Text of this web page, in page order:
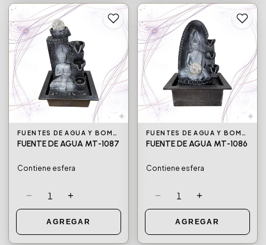
FUENTES DE AGUA Y BOMBAS DE AGUA
FUENTE DE AGUA MT-1087
Contiene esfera
− 1 +
AGREGAR
FUENTES DE AGUA Y BOMBAS DE AGUA
FUENTE DE AGUA MT-1086
Contiene esfera
− 1 +
AGREGAR